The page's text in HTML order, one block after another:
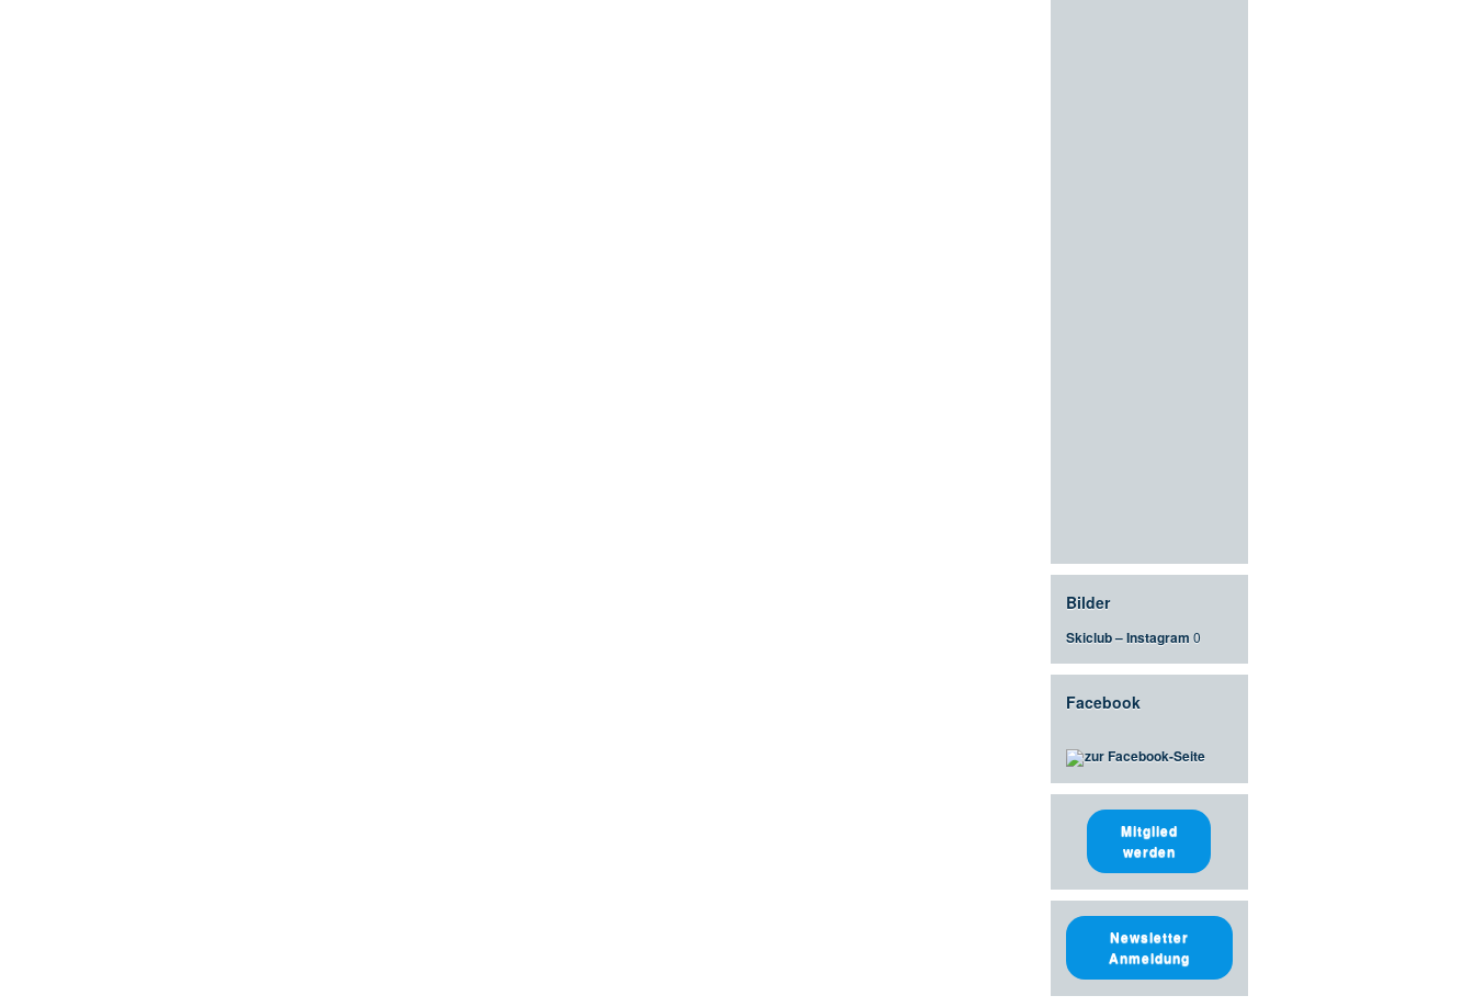
Bilder
Skiclub – Instagram 0
Facebook
zur Facebook-Seite
Mitglied
werden
Newsletter
Anmeldung